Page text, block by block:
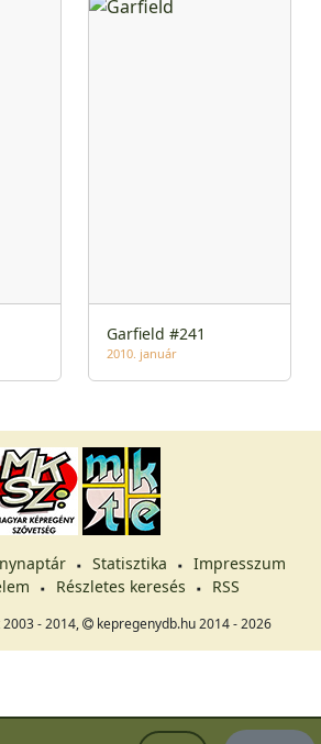
Garfield #241
2010. január
Statisztika
Impresszum
Részletes keresés RSS
- 2014, kepregenydb.hu 2014 - 2026